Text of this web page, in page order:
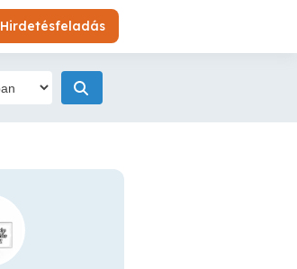
Hirdetésfeladás